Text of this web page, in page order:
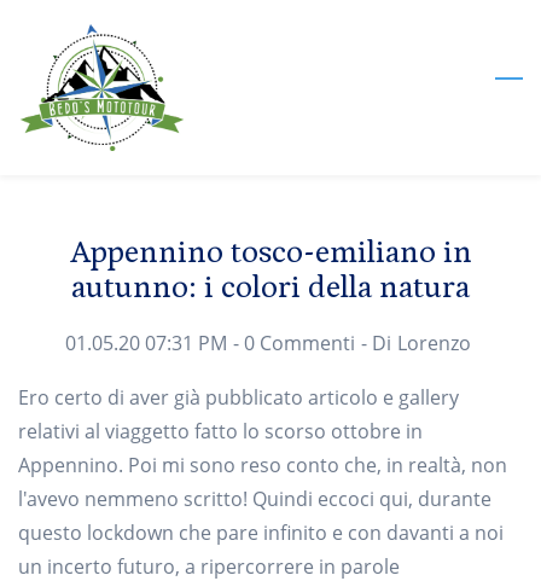
content
Appennino tosco-emiliano in
autunno: i colori della natura
01.05.20 07:31 PM -0Commenti - Di Lorenzo
Ero certo di aver già pubblicato articolo e gallery
relativi al viaggetto fatto lo scorso ottobre in
Appennino. Poi mi sono reso conto che, in realtà, non
l'avevo nemmeno scritto! Quindi eccoci qui, durante
questo lockdown che pare infinito e con davanti a noi
un incerto futuro, a ripercorrere in parole